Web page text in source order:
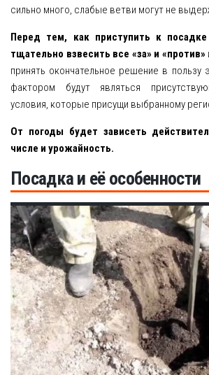
сильно много, слабые ветви могут не
Перед тем, как приступить к
тщательно взвесить все «за» и «против»
принять окончательное решение в пользу
фактором будут являться
условия, которые присущи выбранному
От погоды будет зависеть
числе и урожайность.
Посадка и её особенности